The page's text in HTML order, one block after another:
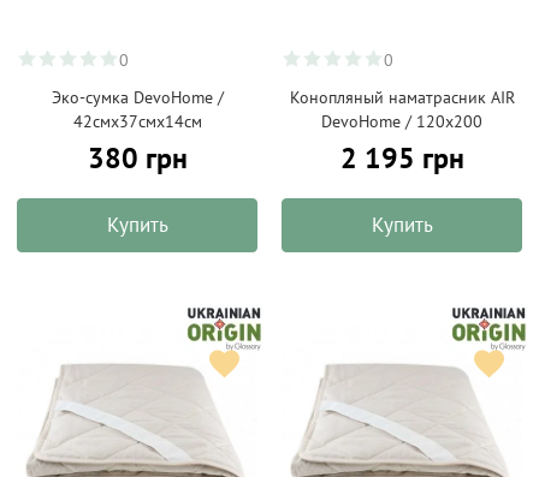
0
Эко-сумка DevoHome /
42смх37смх14см
380 грн
Купить
0
Конопляный наматрасник AIR
DevoHome / 120х200
2 195 грн
Купить